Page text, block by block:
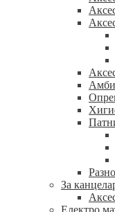
Разно
За
Електро